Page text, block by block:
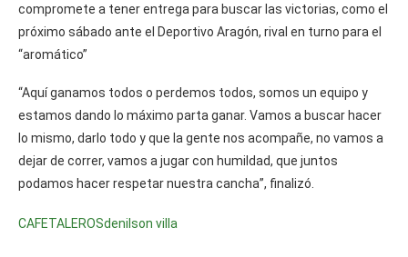
compromete a tener entrega para buscar las victorias, como el
próximo sábado ante el Deportivo Aragón, rival en turno para el
“aromático”
“Aquí ganamos todos o perdemos todos, somos un equipo y
estamos dando lo máximo parta ganar. Vamos a buscar hacer
lo mismo, darlo todo y que la gente nos acompañe, no vamos a
dejar de correr, vamos a jugar con humildad, que juntos
podamos hacer respetar nuestra cancha”, finalizó.
CAFETALEROSdenilson villa